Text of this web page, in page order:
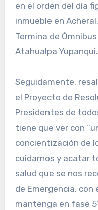
en el orden del día
inmueble en
Termina de
Atahualpa Yupanqui.
Seguidamente,
el Proyecto de
Presidentes de
tiene que ver con
concientización de
cuidarnos y acatar
salud que se nos
de Emergencia,
mantenga en fase